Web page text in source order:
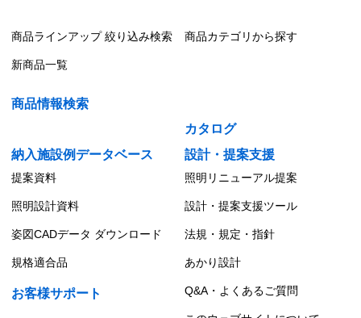
防湿・防雨形 電源内蔵直管形LEDベースライト
商品ラインアップ 絞り込み検索 商品カテゴリから探す
新商品一覧
商品情報検索
カタログ
納入施設例データベース
設計・提案支援
提案資料 照明リニューアル提案
照明設計資料 設計・提案支援ツール
姿図CADデータ ダウンロード 法規・規定・指針
規格適合品 あかり設計
お客様サポート Q&A・よくあるご質問